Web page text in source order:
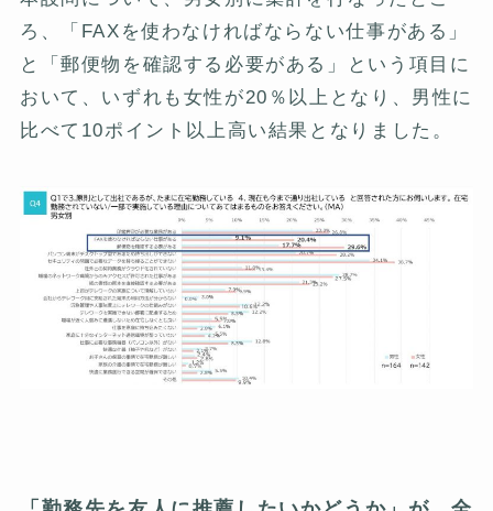
ろ、「FAXを使わなければならない仕事がある」
と「郵便物を確認する必要がある」という項目に
おいて、いずれも女性が20％以上となり、男性に
比べて10ポイント以上高い結果となりました。